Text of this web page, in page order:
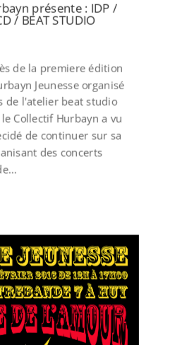
présente : IDP /
/ BEAT STUDIO
de la premiere édition
Jeunesse organisé
de l'atelier beat studio
Collectif Hurbayn a vu
de continuer sur sa
des concerts